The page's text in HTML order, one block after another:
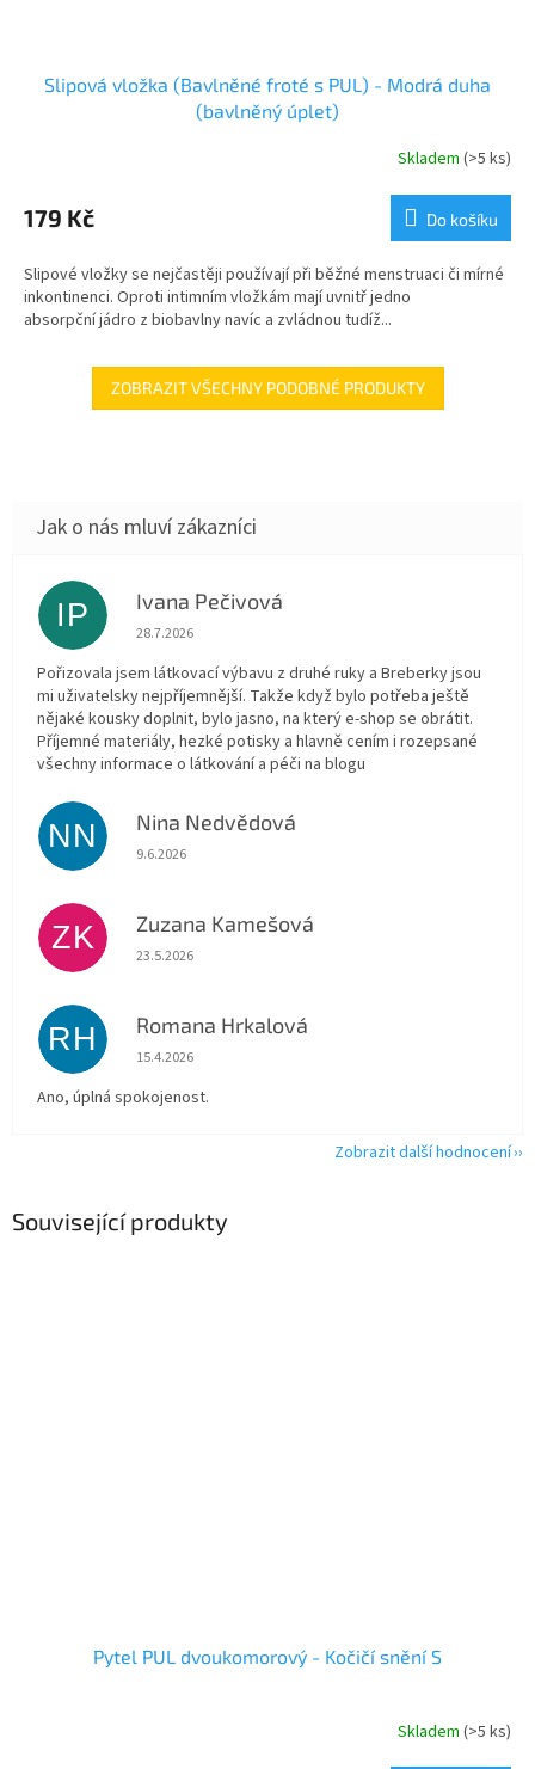
Související produkty
Pytel PUL dvoukomorový - Kočičí snění S
Skladem (>5 ks)
Slipová vložka (Bavlněné froté s PUL) - Modrá duha
(bavlněný úplet)
Skladem (>5 ks)
179 Kč Do košíku
Slipové vložky se nejčastěji používají při běžné menstruaci či mírné
inkontinenci. Oproti intimním vložkám mají uvnitř jedno
absorpční jádro z biobavlny navíc a zvládnou tudíž...
ZOBRAZIT VŠECHNY PODOBNÉ PRODUKTY
IP Ivana Pečivová
Hodnocení obchodu je 5 z 5 hvězdiček.
28.7.2026
Pořizovala jsem látkovací výbavu z druhé ruky a Breberky jsou
mi uživatelsky nejpříjemnější. Takže když bylo potřeba ještě
nějaké kousky doplnit, bylo jasno, na který e-shop se obrátit.
Příjemné materiály, hezké potisky a hlavně cením i rozepsané
všechny informace o látkování a péči na blogu
NN Nina Nedvědová
Hodnocení obchodu je 5 z 5 hvězdiček.
9.6.2026
ZK Zuzana Kamešová
Hodnocení obchodu je 5 z 5 hvězdiček.
23.5.2026
RH Romana Hrkalová
Hodnocení obchodu je 5 z 5 hvězdiček.
15.4.2026
Ano, úplná spokojenost.
Zobrazit další hodnocení